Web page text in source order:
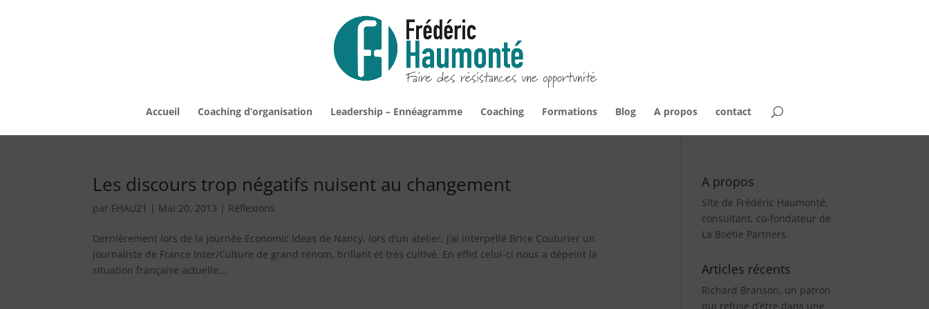
Accueil Coaching d’organisation Leadership – Ennéagramme Coaching Formations Blog A propos contact
Les discours trop négatifs nuisent au changement
par FHAU21 | Mai 20, 2013 | Réflexions
Dernièrement lors de la journée Economic Ideas de Nancy, lors d’un atelier, j’ai interpellé Brice Couturier un
journaliste de France Inter/Culture de grand renom, brillant et très cultivé. En effet celui-ci nous a dépeint la
situation française actuelle...
A propos
Site de Frédéric Haumonté,
consultant, co-fondateur de
La Boétie Partners.
Articles récents
Richard Branson, un patron
qui refuse d’être dans une